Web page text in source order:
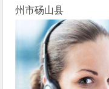
州市砀山县